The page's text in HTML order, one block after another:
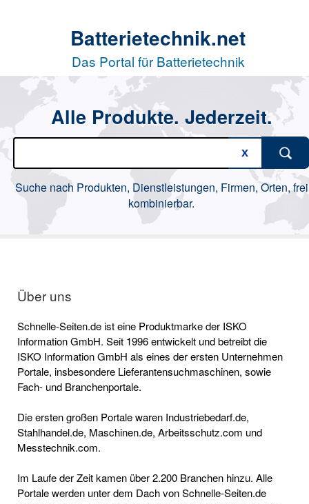
Batterietechnik.net
Das Portal für Batterietechnik
Alle Produkte. Jederzeit.
Suche nach Produkten, Dienstleistungen, Firmen, Orten, frei
kombinierbar.
Über uns
Schnelle-Seiten.de ist eine Produktmarke der ISKO
Information GmbH. Seit 1996 entwickelt und betreibt die
ISKO Information GmbH als eines der ersten Unternehmen
Portale, insbesondere Lieferantensuchmaschinen, sowie
Fach- und Branchenportale.
Die ersten großen Portale waren Industriebedarf.de,
Stahlhandel.de, Maschinen.de, Arbeitsschutz.com und
Messtechnik.com.
Im Laufe der Zeit kamen über 2.200 Branchen hinzu. Alle
Portale werden unter dem Dach von Schnelle-Seiten.de